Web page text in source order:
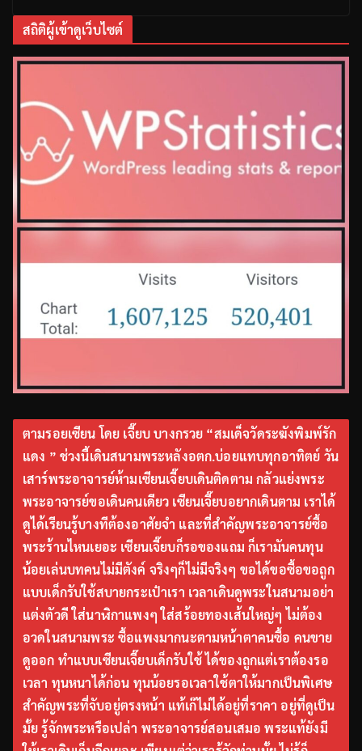
สถิติผู้เข้าดูเว็บไซต์
ตามรอยเซียน โดย เจี๊ยบ บางกรวย “สมเด็จวัดระฆังพิมพ์รัก
แดง ” ช่วงนี้เดินสนามพระหลังอตก.บ่อยแทบทุกอาทิตย์ วัน
เสาร์พระอาจารย์ห้ามเซียนเจี๊ยบเดินติดตาม กลัวแย่งพระ
พระอาจารย์ขอเดินคนเดียว เซียนเจี๊ยบอยากเดินตาม เราได้
ดูได้เรียนรู้บางทีต้องอาศัยจำ และที่สำคัญพระอาจารย์ซื้อ
พระร้านไหนเยอะ เซียนเจี๊ยบก็รอของแถม ก็เรามันคนทุน
น้อยเล่นบทคนไม่มีตังค์ จริงๆก็ไม่มีจริงๆ ขอได้ขอซื้อขอถูก
แบบเด็กรับใช้สบายกระเป๋าเรา เวลาเดินดูพระในสนามอย่า
แต่งตัวดี ใส่นาฬิกาแพงๆ ใส่สร้อยทองเส้นใหญ่ๆ ไม่ต้อง
อวดในสนามพระ ซื้อแพงมากนะตามหน้าตาคนซื้อ คนขาย
ดูออก ทำแบบเซียนเจี๊ยบเด็กรับใช้ ได้ของถูกแต่เราต้องรอ
เวลา ทุนหนาได้ก่อน ทุนน้อยรอเวลาใช้ตาให้มากเป็นพิเศษ
สำคัญพระที่จับอยู่ตรงหน้า แท้เก๊ไม่ได้อยู่ที่ราคา อยู่ที่ดูเป็น
มั้ย รู้จักพระหรือเปล่า พระอาจารย์สอนเสมอ พระแท้ยังมี